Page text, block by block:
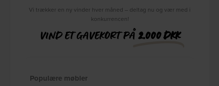
Vi trækker en ny vinder hver måned – deltag nu og vær med i
konkurrencen!
VIND ET GAVEKORT PÅ2.000 DKK
Populære møbler